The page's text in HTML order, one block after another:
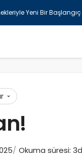
Okuma süresi: